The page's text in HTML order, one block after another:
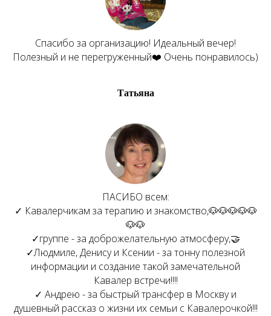
Спасибо за организацию! Идеальный вечер!
Полезный и не перегруженный❤️ Очень понравилось)
Татьяна
ПАСИБО всем:
✓ Кавалерчикам за терапию и знакомство,🐶🐶🐶🐶🐶
🐶🐶
✓группе - за доброжелательную атмосферу,🤝
✓Людмиле, Денису и Ксении - за тонну полезной
информации и создание такой замечательной
Кавалер встречи!!!!
✓ Андрею - за быстрый трансфер в Москву и
душевный рассказ о жизни их семьи с Кавалерочкой!!!